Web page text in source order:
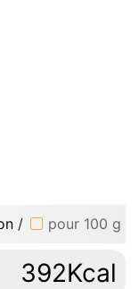
/ pour 100 g
392Kcal